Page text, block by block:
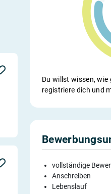
Du willst wissen, wie
registriere dich und
vollständige
Anschreiben
Lebenslauf